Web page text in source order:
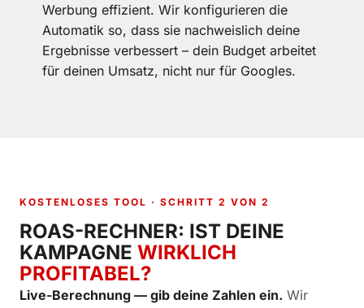
Werbung effizient. Wir konfigurieren die
Automatik so, dass sie nachweislich deine
Ergebnisse verbessert – dein Budget arbeitet
für deinen Umsatz, nicht nur für Googles.
KOSTENLOSES TOOL · SCHRITT 2 VON 2
ROAS-RECHNER: IST DEINE
KAMPAGNE WIRKLICH
PROFITABEL?
Live-Berechnung — gib deine Zahlen ein. Wir